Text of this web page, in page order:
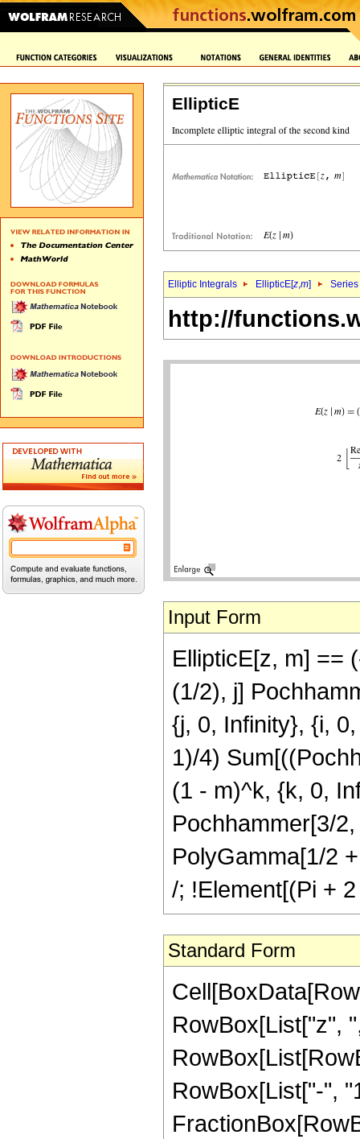
EllipticE
Elliptic Integrals EllipticE[z,m]
http://
Input Form
EllipticE[z, m] ==
(1/2), j]
{j, 0, Infinity}, {i,
1)/4)
(1 - m)^k, {k, 0,
Pochhammer[3/
PolyGamma[1/2
/; !Element[(Pi +
Standard Form
RowBox[List["z",
RowBox[List["-",